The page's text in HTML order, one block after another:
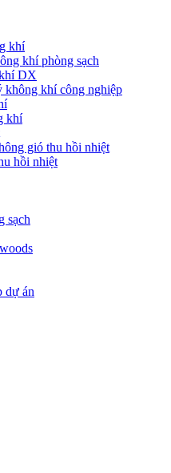
khí
khí phòng sạch
DX
không khí công nghiệp
khí
gió thu hồi nhiệt
hồi nhiệt
sạch
dự án